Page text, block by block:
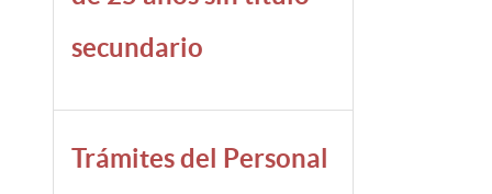
secundario
Trámites del Personal